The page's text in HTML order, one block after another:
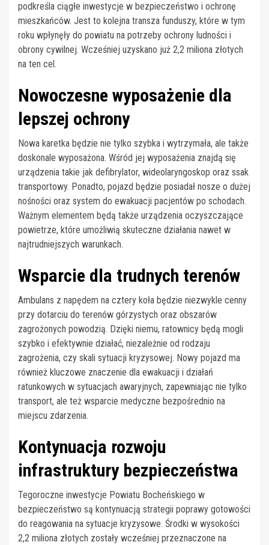
podkreśla ciągłe inwestycje w bezpieczeństwo i ochronę
mieszkańców. Jest to kolejna transza funduszy, które w tym
roku wpłynęły do powiatu na potrzeby ochrony ludności i
obrony cywilnej. Wcześniej uzyskano już 2,2 miliona złotych
na ten cel.
Nowoczesne wyposażenie dla
lepszej ochrony
Nowa karetka będzie nie tylko szybka i wytrzymała, ale także
doskonale wyposażona. Wśród jej wyposażenia znajdą się
urządzenia takie jak defibrylator, wideolaryngoskop oraz ssak
transportowy. Ponadto, pojazd będzie posiadał nosze o dużej
nośności oraz system do ewakuacji pacjentów po schodach.
Ważnym elementem będą także urządzenia oczyszczające
powietrze, które umożliwią skuteczne działania nawet w
najtrudniejszych warunkach.
Wsparcie dla trudnych terenów
Ambulans z napędem na cztery koła będzie niezwykle cenny
przy dotarciu do terenów górzystych oraz obszarów
zagrożonych powodzią. Dzięki niemu, ratownicy będą mogli
szybko i efektywnie działać, niezależnie od rodzaju
zagrożenia, czy skali sytuacji kryzysowej. Nowy pojazd ma
również kluczowe znaczenie dla ewakuacji i działań
ratunkowych w sytuacjach awaryjnych, zapewniając nie tylko
transport, ale też wsparcie medyczne bezpośrednio na
miejscu zdarzenia.
Kontynuacja rozwoju
infrastruktury bezpieczeństwa
Tegoroczne inwestycje Powiatu Bocheńskiego w
bezpieczeństwo są kontynuacją strategii poprawy gotowości
do reagowania na sytuacje kryzysowe. Środki w wysokości
2,2 miliona złotych zostały wcześniej przeznaczone na